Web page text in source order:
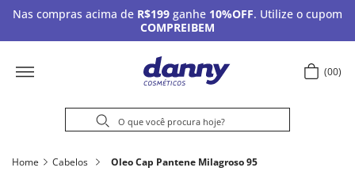
Nas compras acima de R$199 ganhe 10%OFF. Utilize o cupom
COMPREIBEM
00
Home Cabelos Oleo Cap Pantene Milagroso 95